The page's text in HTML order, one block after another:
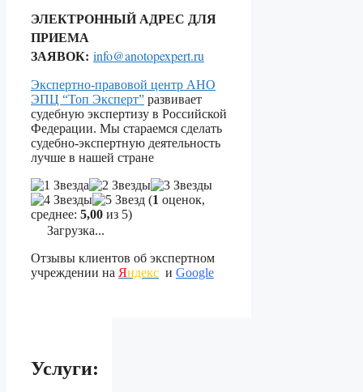
ЭЛЕКТРОННЫЙ АДРЕС ДЛЯ
ПРИЕМА
ЗАЯВОК: info@anotopexpert.ru
Экспертно-правовой центр АНО
ЭПЦ “Топ Эксперт” развивает
судебную экспертизу в Российской
Федерации. Мы стараемся сделать
судебно-экспертную деятельность
лучше в нашей стране
(1 оценок,
среднее: 5,00 из 5)
Загрузка...
Отзывы клиентов об экспертном
учреждении на Яндекс и Google
Услуги: